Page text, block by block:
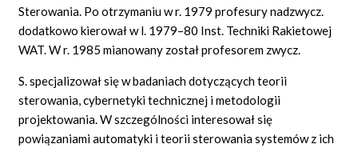
Sterowania. Po otrzymaniu w r. 1979 profesury nadzwycz.
dodatkowo kierował w l. 1979–80 Inst. Techniki Rakietowej
WAT. W r. 1985 mianowany został profesorem zwycz.
S. specjalizował się w badaniach dotyczących teorii
sterowania, cybernetyki technicznej i metodologii
projektowania. W szczególności interesował się
powiązaniami automatyki i teorii sterowania systemów z ich